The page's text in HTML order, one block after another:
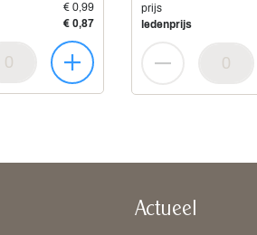
€ 0,99
€ 0,87
prijs
ledenprijs
Actueel